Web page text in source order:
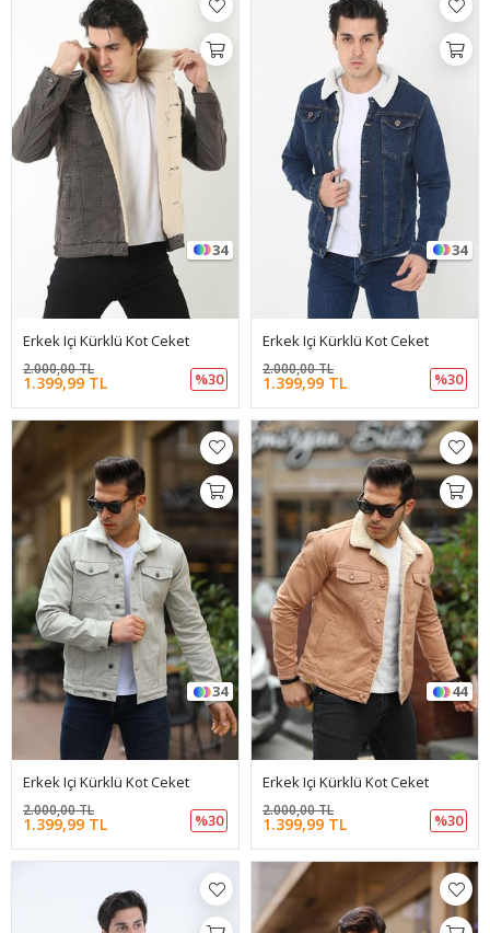
34
Erkek Içi Kürklü Kot Ceket
1.399,99 TL
2.000,00 TL
%30
34
Erkek Içi Kürklü Kot Ceket
1.399,99 TL
2.000,00 TL
%30
34
Erkek Içi Kürklü Kot Ceket
1.399,99 TL
2.000,00 TL
%30
44
Erkek Içi Kürklü Kot Ceket
1.399,99 TL
2.000,00 TL
%30